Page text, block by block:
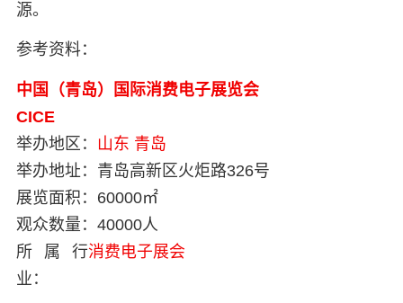
源。
参考资料：
中国（青岛）国际消费电子展览会
CICE
举办地区：
山东 青岛
举办地址： 青岛高新区火炬路326号
展览面积： 60000㎡
观众数量： 40000人
所属行
业：
消费电子展会